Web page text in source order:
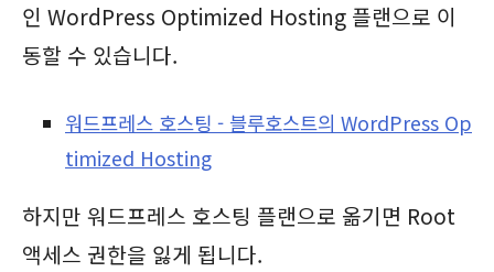
인 WordPress Optimized Hosting 플랜으로 이
동할 수 있습니다.
워드프레스 호스팅 - 블루호스트의 WordPress Op
timized Hosting
하지만 워드프레스 호스팅 플랜으로 옮기면 Root
액세스 권한을 잃게 됩니다.